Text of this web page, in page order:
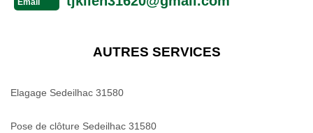
Email
AUTRES SERVICES
Elagage Sedeilhac 31580
Pose de clôture Sedeilhac 31580